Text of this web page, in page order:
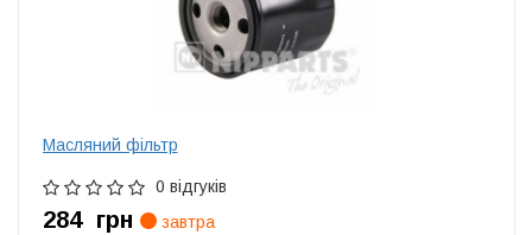
Масляний фiльтр
0 відгуків
284 грн
завтра